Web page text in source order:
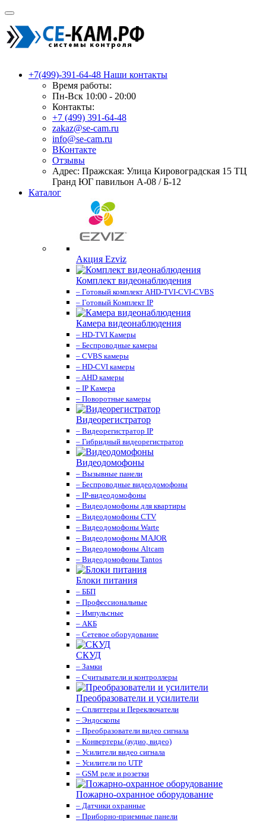
+7(499)-391-64-48 Наши контакты
Время работы:
Пн-Вск 10:00 - 20:00
Контакты:
+7 (499) 391-64-48
zakaz@se-cam.ru
info@se-cam.ru
ВКонтакте
Отзывы
Адрес: Пражская: Улица Кировоградская 15 ТЦ
Гранд ЮГ павильон А-08 / Б-12
Каталог
Акция Ezviz
Комплект видеонаблюдения
– Готовый комплект AHD-TVI-CVI-CVBS
– Готовый Комплект IP
Камера видеонаблюдения
– HD-TVI Камеры
– Беспроводные камеры
– CVBS камеры
– HD-CVI камеры
– AHD камеры
– IP Камера
– Поворотные камеры
Видеорегистратор
– Видеорегистратор IP
– Гибридный видеорегистратор
Видеодомофоны
– Вызывные панели
– Беспроводные видеодомофоны
– IP-видеодомофоны
– Видеодомофоны для квартиры
– Видеодомофоны CTV
– Видеодомофоны Warte
– Видеодомофоны MAJOR
– Видеодомофоны Altcam
– Видеодомофоны Tantos
Блоки питания
– ББП
– Профессиональные
– Импульсные
– АКБ
– Сетевое оборудование
СКУД
– Замки
– Считыватели и контроллеры
Преобразователи и усилители
– Сплиттеры и Переключатели
– Эндоскопы
– Преобразователи видео сигнала
– Конвертеры (аудио, видео)
– Усилители видео сигнала
– Усилители по UTP
– GSM реле и розетки
Пожарно-охранное оборудование
– Датчики охранные
– Приборно-приемные панели